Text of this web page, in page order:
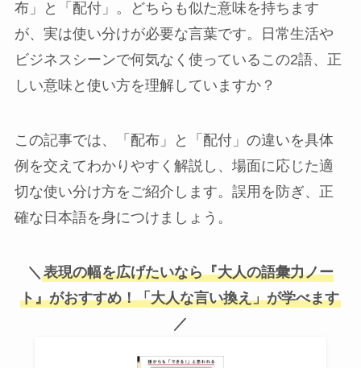
布」と「配付」。どちらも似た意味を持ちます
が、実は使い分けが必要な言葉です。日常生活や
ビジネスシーンで何気なく使っているこの2語、正
しい意味と使い方を理解していますか？
この記事では、「配布」と「配付」の違いを具体
例を交えてわかりやすく解説し、場面に応じた適
切な使い分け方をご紹介します。誤用を防ぎ、正
確な日本語を身につけましょう。
＼ 表現の幅を広げたいなら『大人の語彙力ノー
ト』がおすすめ！「大人な言い換え」が学べます
／